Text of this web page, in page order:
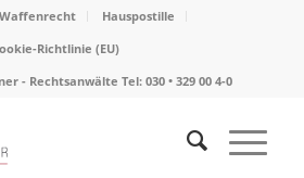
Hauspostille
Richtlinie (EU)
- Rechtsanwälte Tel: 030 • 329 00 4-0